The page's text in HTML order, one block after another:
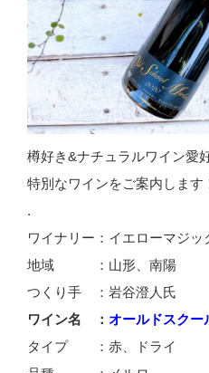
樽好き&ナチュラルワイン愛
特別なワインをご案内します
.
ワイナリー：イエローマジッ
地域 ：山形、南陽
つくり手 ：岩谷澄人氏
ワイン名 ： オールドスクー
タイプ ：赤、ドライ